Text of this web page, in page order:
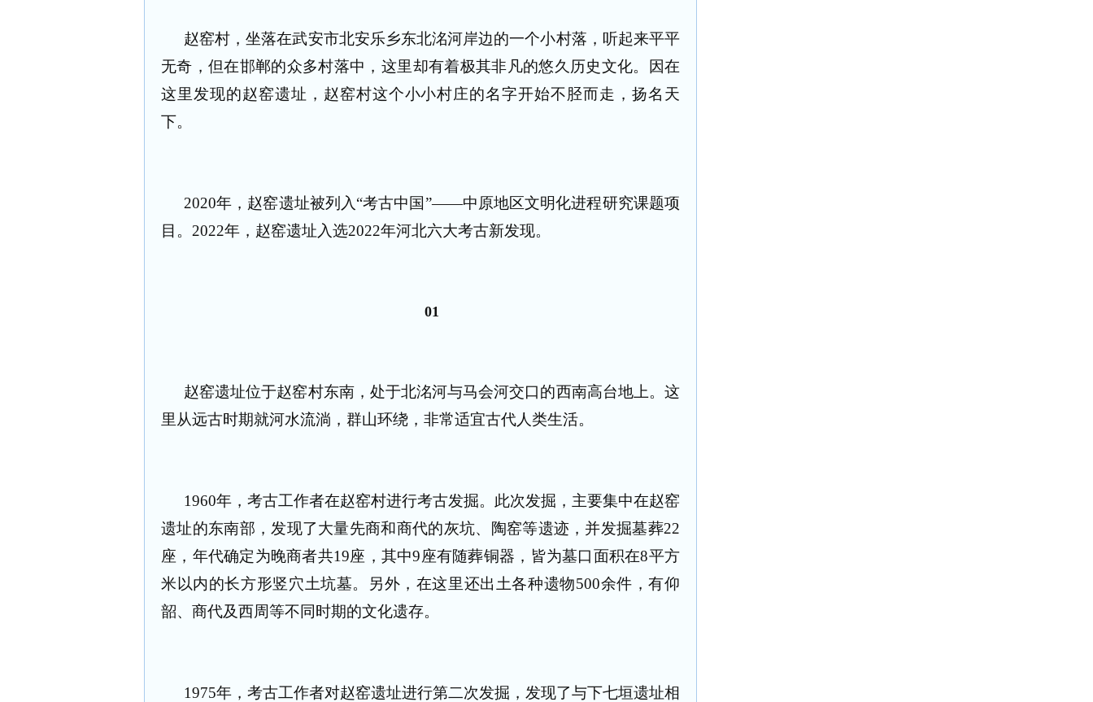
赵窑村，坐落在武安市北安乐乡东北洺河岸边的一个小村落，听起来平平
无奇，但在邯郸的众多村落中，这里却有着极其非凡的悠久历史文化。因在
这里发现的赵窑遗址，赵窑村这个小小村庄的名字开始不胫而走，扬名天
下。
2020年，赵窑遗址被列入“考古中国”——中原地区文明化进程研究课题项
目。2022年，赵窑遗址入选2022年河北六大考古新发现。
01
赵窑遗址位于赵窑村东南，处于北洺河与马会河交口的西南高台地上。这
里从远古时期就河水流淌，群山环绕，非常适宜古代人类生活。
1960年，考古工作者在赵窑村进行考古发掘。此次发掘，主要集中在赵窑
遗址的东南部，发现了大量先商和商代的灰坑、陶窑等遗迹，并发掘墓葬22
座，年代确定为晚商者共19座，其中9座有随葬铜器，皆为墓口面积在8平方
米以内的长方形竖穴土坑墓。另外，在这里还出土各种遗物500余件，有仰
韶、商代及西周等不同时期的文化遗存。
1975年，考古工作者对赵窑遗址进行第二次发掘，发现了与下七垣遗址相